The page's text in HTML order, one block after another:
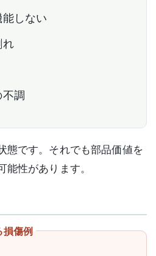
しない
れ
調
態です。それでも部品価値を
性があります。
傷例